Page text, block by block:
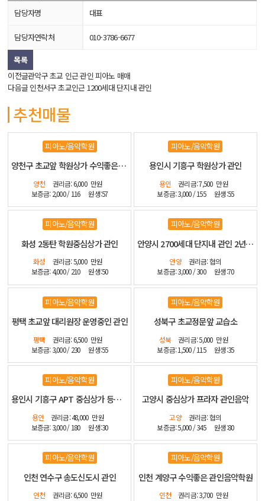
담당자명
대표
담당자연락처
010-3786-6677
목록
이전글관악구 초교 인근 관인 피아노 매매
다음글 인천서구 초교인근 1200세대 단지내 관인
추천매물
피아노/음악학원
양천구 초교앞 학원상가 수익좋은 관인
양천 권리금: 6,000 만원
보증금: 2,000 / 116
원생:57
피아노/음악학원
용인시 기흥구 학원상가 관인
용인 권리금: 7,500 만원
보증금: 3,000 / 155
원생:55
피아노/음악학원
화성 2동탄 학원중심상가 관인
화성 권리금: 5,000 만원
보증금: 4,000 / 210
원생:50
피아노/음악학원
안양시 2700세대 단지내 관인 2년전 신설 인테리어 좋습니다
안양
권리금: 협의
보증금: 3,000 / 300
원생:70
피아노/음악학원
평택 초교앞 대리원장 운영중인 관인
평택 권리금: 6,500 만원
보증금: 3,000 / 230
원생:55
피아노/음악학원
성북구 초교정문앞 교습소
성북 권리금: 5,000 만원
보증금: 1,500 / 115
원생:35
피아노/음악학원
용인시 기흥구 APT 중심상가 등기매매 인테리어 최상
용인 권리금: 48,000 만원
보증금: 3,000 / 180
원생:30
피아노/음악학원
고양시 중심상가 프라자 관인음악
고양
권리금: 협의
보증금: 5,000 / 345
원생:80
피아노/음악학원
인천 연수구 송도신도시 관인
인천 권리금: 6,500 만원
피아노/음악학원
인천 계양구 수익좋은 관인음악학원
인천 권리금: 3,700 만원